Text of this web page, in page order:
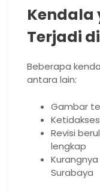
Kendala
Terjadi
Beberapa
antara lain:
Gambar
Revisi
lengkap
Surabaya